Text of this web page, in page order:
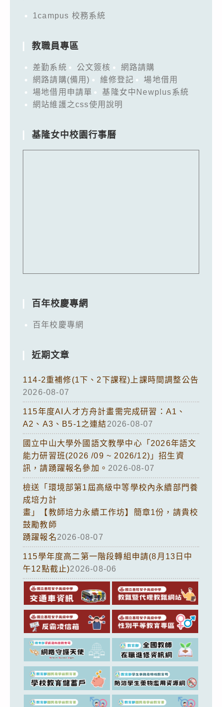
1campus 校務系統
教職員專區
差勤系統 公文簽核
網路請購
網路請購(備用)
維修登記
場地借用
場地借用申請單
基隆女中Newplus系統
網站維護之css使用說明
基隆女中校園行事曆
百年校慶專網
百年校慶專網
近期文章
114-2重補修(1下、2下課程)上課時間調整公告
2026-08-07
115年度AI人才方舟計畫需完成研習：A1、
A2、A3、B5-1之連結2026-08-07
國立中山大學外國語文教學中心「2026年語文
能力研習班(2026 /09 ~ 2026/12)」招生資
訊，請踴躍報名參加。 2026-08-07
檢送「環境部第1屆高級中等學校內永續部門養
成培力計
畫」【教師培力永續工作坊】簡章1份，請貴校
鼓勵教師
踴躍報名2026-08-07
115學年度高二第一階段轉組申請(8月13日中
午12點截止)2026-08-06